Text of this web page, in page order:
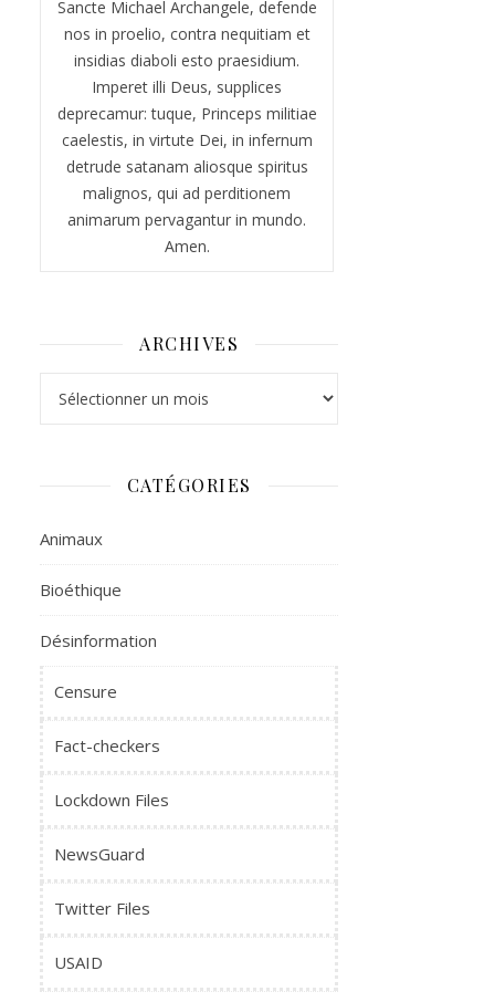
Sancte Michael Archangele, defende
nos in proelio, contra nequitiam et
insidias diaboli esto praesidium.
Imperet illi Deus, supplices
deprecamur: tuque, Princeps militiae
caelestis, in virtute Dei, in infernum
detrude satanam aliosque spiritus
malignos, qui ad perditionem
animarum pervagantur in mundo.
Amen.
ARCHIVES
CATÉGORIES
Animaux
Bioéthique
Désinformation
Censure
Fact-checkers
Lockdown Files
NewsGuard
Twitter Files
USAID